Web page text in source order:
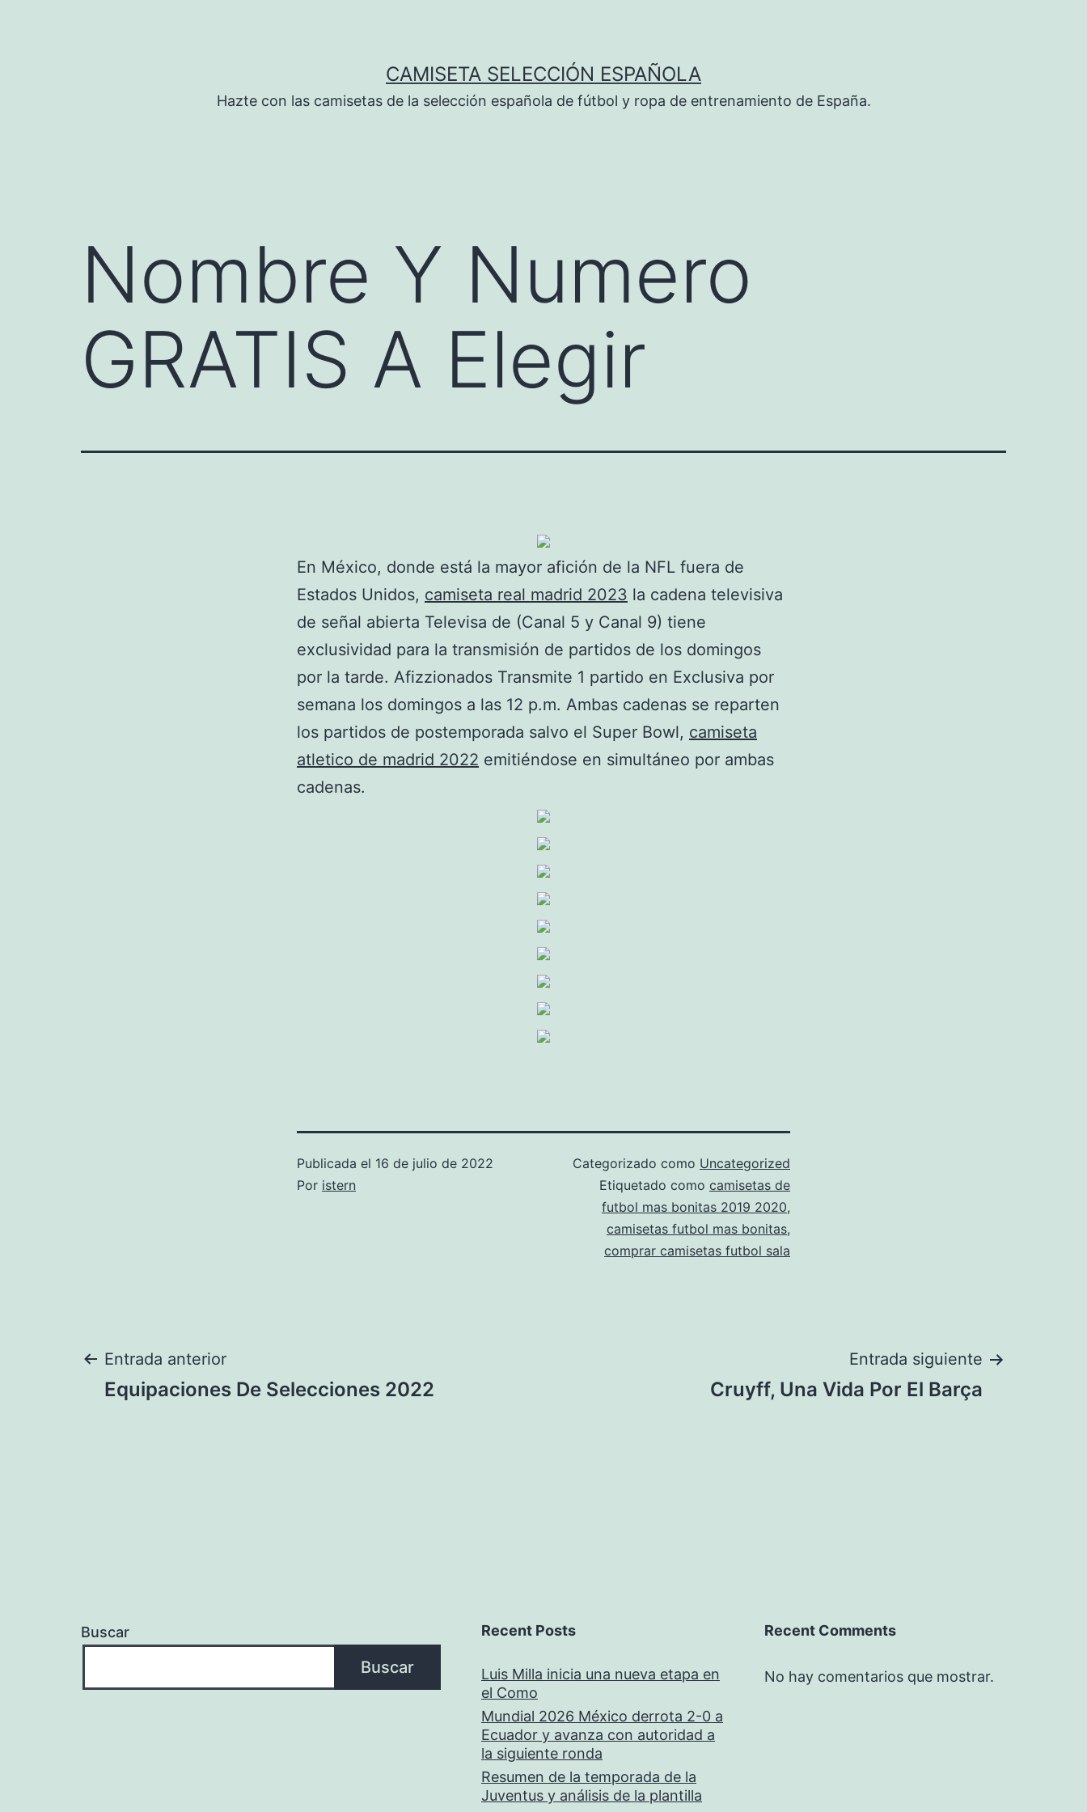
CAMISETA SELECCIÓN ESPAÑOLA
Hazte con las camisetas de la selección española de fútbol y ropa de entrenamiento de España.
Nombre Y Numero
GRATIS A Elegir
En México, donde está la mayor afición de la NFL fuera de
Estados Unidos, camiseta real madrid 2023 la cadena televisiva
de señal abierta Televisa de (Canal 5 y Canal 9) tiene
exclusividad para la transmisión de partidos de los domingos
por la tarde. Afizzionados Transmite 1 partido en Exclusiva por
semana los domingos a las 12 p.m. Ambas cadenas se reparten
los partidos de postemporada salvo el Super Bowl, camiseta
atletico de madrid 2022 emitiéndose en simultáneo por ambas
cadenas.
Publicada el 16 de julio de 2022
Por istern
Categorizado como Uncategorized
Etiquetado como camisetas de
futbol mas bonitas 2019 2020,
camisetas futbol mas bonitas,
comprar camisetas futbol sala
Navegación
Entrada anterior
Equipaciones De Selecciones 2022
Entrada siguiente
Cruyff, Una Vida Por El Barça
Buscar
Buscar
Recent Posts
Luis Milla inicia una nueva etapa en
el Como
Mundial 2026 México derrota 2-0 a
Ecuador y avanza con autoridad a
la siguiente ronda
Resumen de la temporada de la
Juventus y análisis de la plantilla
Recent Comments
No hay comentarios que mostrar.